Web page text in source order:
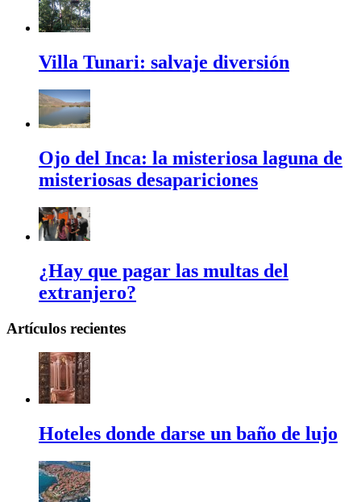
Villa Tunari: salvaje diversión
Ojo del Inca: la misteriosa laguna de
misteriosas desapariciones
¿Hay que pagar las multas del
extranjero?
Artículos recientes
Hoteles donde darse un baño de lujo